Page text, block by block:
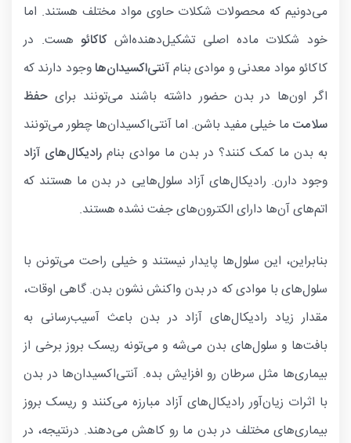
می‌دونیم که محصولات شکلات حاوی مواد مختلف هستند. اما
خود شکلات ماده اصلی تشکیل‌دهنده‌اشکاکائوهست. در
کاکائو مواد معدنی و موادی بنامآنتی‌اکسیدان‌هاوجود دارند که
اگر اون‌ها در بدن حضور داشته باشند می‌تونند برای حفظ
سلامتما خیلی مفید باشن. اما آنتی‌اکسیدان‌ها چطور می‌تونند
به بدن ما کمک کنند؟ در بدن ما موادی بنام رادیکال‌های آزاد
وجود دارن. رادیکال‌های آزاد سلول‌هایی در بدن ما هستند که
اتم‌های آن‌ها دارای الکترون‌های جفت نشده هستند.
بنابراین، این سلول‌ها پایدار نیستند و خیلی راحت می‌تونن با
سلول‌های با موادی که در بدن واکنش نشون بدن. گاهی اوقات،
مقدار زیاد رادیکال‌های آزاد در بدن باعث آسیب‌رسانی به
بافت‌ها و سلول‌های بدن می‌شه و می‌تونه ریسک بروز برخی از
بیماری‌ها مثل سرطان رو افزایش بده. آنتی‌اکسیدان‌ها در بدن
با اثرات زیان‌آور رادیکال‌های آزاد مبارزه می‌کنند و ریسک بروز
بیماری‌های مختلف در بدن ما رو کاهش می‌دهند. درنتیجه، در